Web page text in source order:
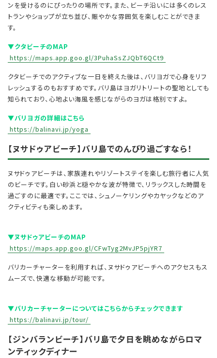
ンを受けるのにぴったりの場所です。また、ビーチ沿いには多くのレス
トランやショップが立ち並び、賑やかな雰囲気を楽しむことができま
す。
▼クタビーチのMAP
https://maps.app.goo.gl/3PuhaSsZJQbT6QCt9
クタビーチでのアクティブな一日を終えた後は、バリヨガで心身をリフ
レッシュするのもおすすめです。バリ島はヨガリトリートの聖地としても
知られており、心地よい海風を感じながらのヨガは格別ですよ。
▼バリヨガの詳細はこちら
https://balinavi.jp/yoga
【ヌサドゥアビーチ】バリ島でのんびり過ごすなら！
ヌサドゥアビーチは、家族連れやリゾートステイを楽しむ旅行者に人気
のビーチです。白い砂浜と穏やかな波が特徴で、リラックスした時間を
過ごすのに最適です。ここでは、シュノーケリングやカヤックなどのア
クティビティも楽しめます。
▼ヌサドゥアビーチのMAP
https://maps.app.goo.gl/CFwTyg2MvJP5pjYR7
バリカーチャーターを利用すれば、ヌサドゥアビーチへのアクセスもス
ムーズで、快適な移動が可能です。
▼バリカーチャーターについてはこちらからチェックできます
https://balinavi.jp/tour/
【ジンバランビーチ】バリ島で夕日を眺めながらロマ
ンティックディナー